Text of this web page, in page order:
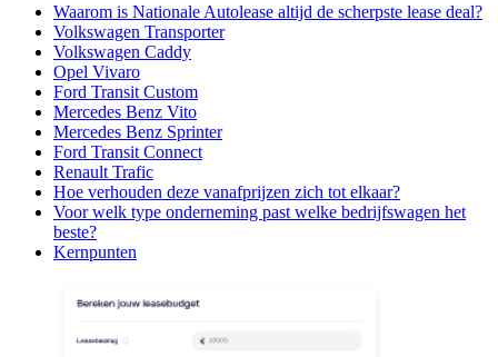
Waarom is Nationale Autolease altijd de scherpste lease deal?
Volkswagen Transporter
Volkswagen Caddy
Opel Vivaro
Ford Transit Custom
Mercedes Benz Vito
Mercedes Benz Sprinter
Ford Transit Connect
Renault Trafic
Hoe verhouden deze vanafprijzen zich tot elkaar?
Voor welk type onderneming past welke bedrijfswagen het
beste?
Kernpunten